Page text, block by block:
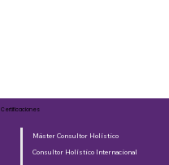
Máster Consultor Holístico
Consultor Holístico Internacional
Certificaciones